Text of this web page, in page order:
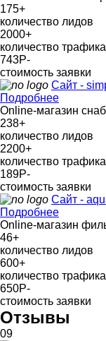
175+
количество лидов
2000+
количество трафика
743Р-
стоимость заявки
Сайт -
Подробнее
Online-магазин
238+
количество лидов
2200+
количество трафика
189Р-
стоимость заявки
Сайт -
Подробнее
Online-магазин
46+
количество лидов
600+
количество трафика
650Р-
стоимость заявки
Отзывы
09